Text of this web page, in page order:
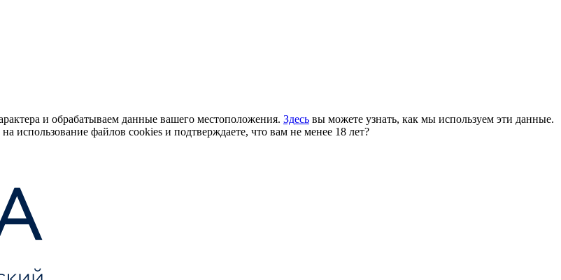
и обрабатываем данные вашего местоположения. Здесь вы можете узнать, как мы используем эти данные.
использование файлов cookies и подтверждаете, что вам не менее 18 лет?